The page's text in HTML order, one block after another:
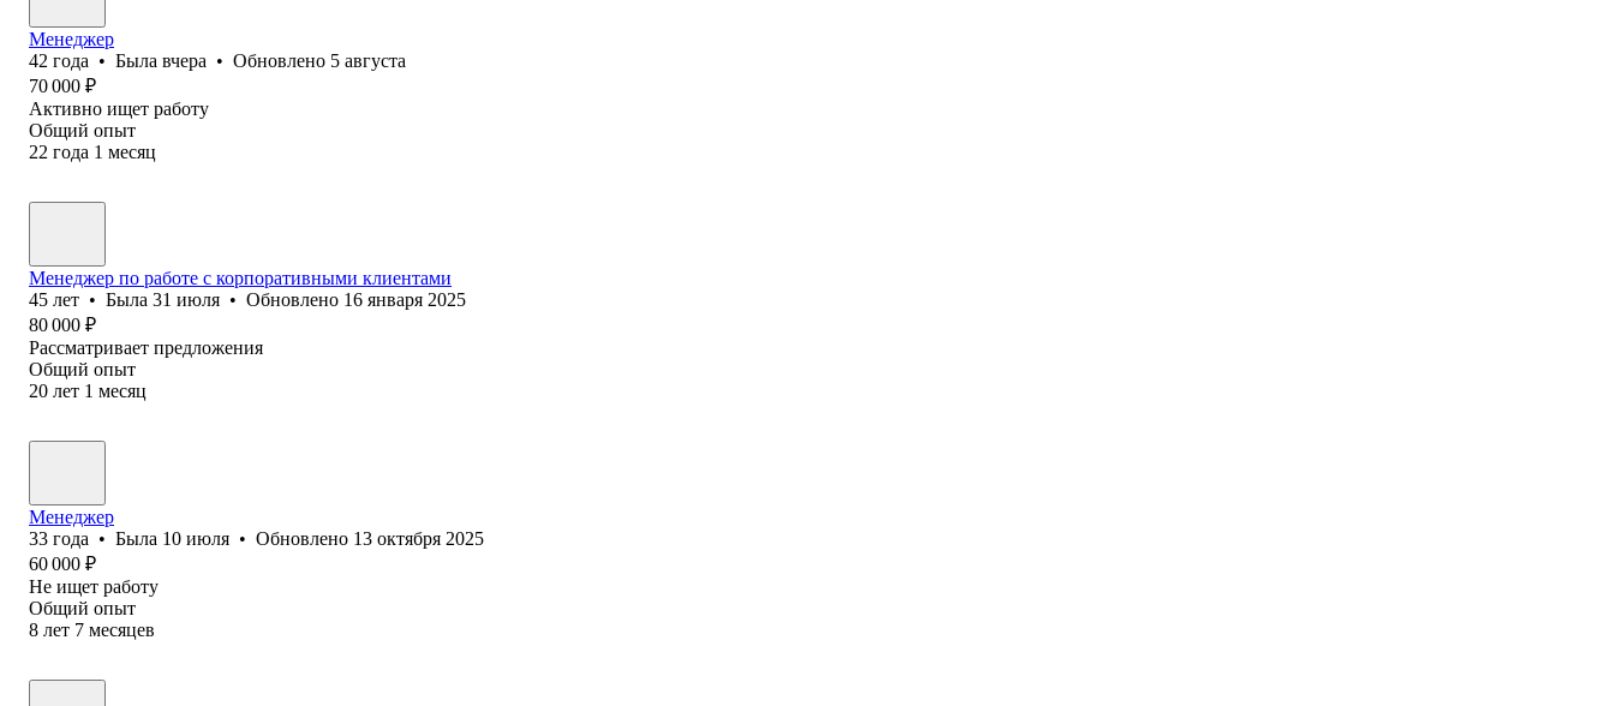
Менеджер
42 года • Была вчера • Обновлено 5 августа
70 000 ₽
Активно ищет работу
Общий опыт
22 года 1 месяц
Менеджер по работе с корпоративными клиентами
45 лет • Была 31 июля • Обновлено 16 января 2025
80 000 ₽
Рассматривает предложения
Общий опыт
20 лет 1 месяц
Менеджер
33 года • Была 10 июля • Обновлено 13 октября 2025
60 000 ₽
Не ищет работу
Общий опыт
8 лет 7 месяцев